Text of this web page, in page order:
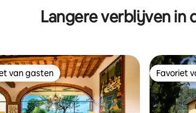
Langere verblijven in
van gasten
van gasten Favoriet
Favoriet